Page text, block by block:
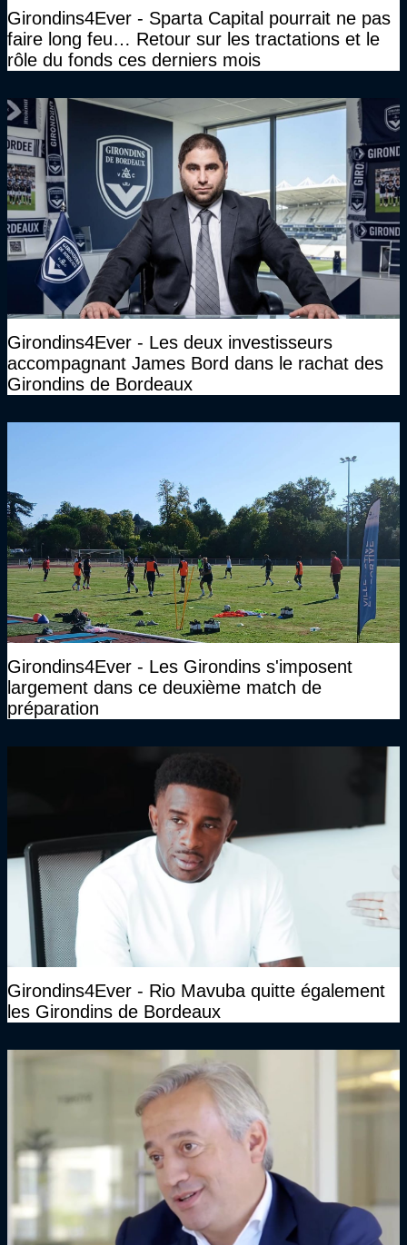
Girondins4Ever - Sparta Capital pourrait ne pas
faire long feu… Retour sur les tractations et le
rôle du fonds ces derniers mois
Girondins4Ever - Les deux investisseurs
accompagnant James Bord dans le rachat des
Girondins de Bordeaux
Girondins4Ever - Les Girondins s'imposent
largement dans ce deuxième match de
préparation
Girondins4Ever - Rio Mavuba quitte également
les Girondins de Bordeaux